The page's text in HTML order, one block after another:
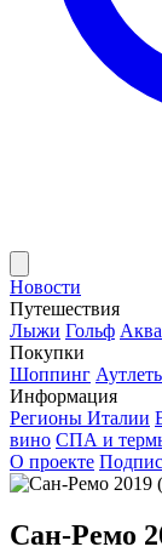
Новости
Путешествия
Лыжи Гольф
Покупки
Шоппинг
Информация
Регионы Италии
вино СПА и
О проекте
Сан-Ремо